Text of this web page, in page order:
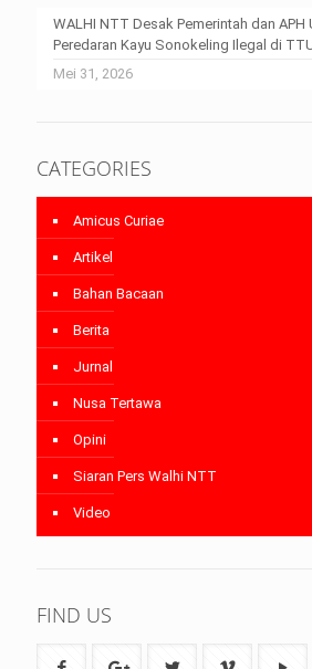
WALHI NTT Desak Pemerintah dan APH
Peredaran Kayu Sonokeling Ilegal di
Mei 31, 2026
CATEGORIES
Amicus Curiae
Artikel
Bahan Bacaan
Berita
Jurnal
Nusa Tertawa
Opini
Siaran Pers Walhi NTT
Video
FIND US